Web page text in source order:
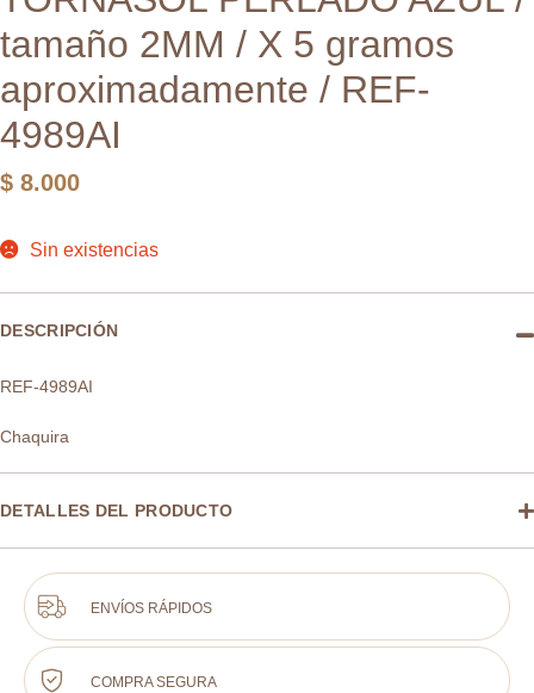
tamaño 2MM / X 5 gramos
aproximadamente / REF-
4989AI
$ 8.000
Sin existencias
DESCRIPCIÓN
REF-4989AI
Chaquira
DETALLES DEL PRODUCTO
ENVÍOS RÁPIDOS
COMPRA SEGURA